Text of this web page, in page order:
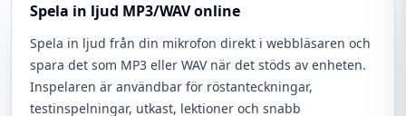
Spela in ljud MP3/WAV online
Spela in ljud från din mikrofon direkt i webbläsaren och
spara det som MP3 eller WAV när det stöds av enheten.
Inspelaren är användbar för röstanteckningar,
testinspelningar, utkast, lektioner och snabb